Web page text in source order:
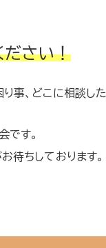
ださい！
事、どこに相談し
です。
待ちしております。